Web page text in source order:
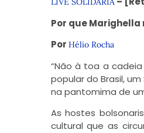
Por que Marighella
Por Hélio Rocha
“Não à toa a
popular do Brasil,
na pantomima de
As hostes
cultural que as